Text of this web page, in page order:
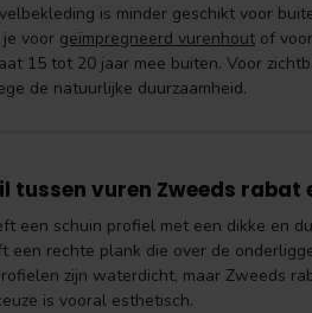
is minder geschikt voor
voor geïmpregneerd vurenhout of
15 tot 20 jaar mee buiten. Voor
de natuurlijke duurzaamheid.
tussen vuren Zweeds rabat
een schuin profiel met een dikke en
een rechte plank die over de
zijn waterdicht, maar Zweeds
is vooral esthetisch.